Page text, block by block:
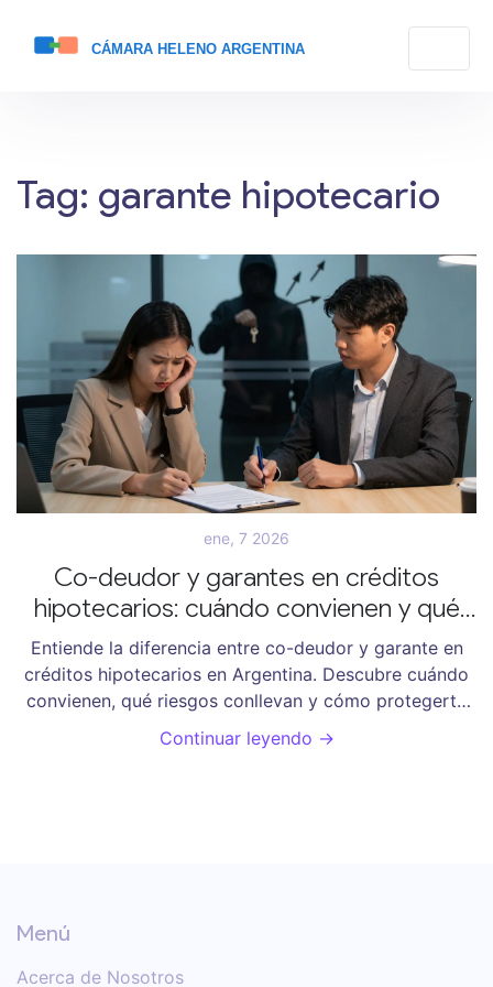
Tag: garante hipotecario
ene, 7 2026
Co-deudor y garantes en créditos
hipotecarios: cuándo convienen y qué
riesgos tienes
Entiende la diferencia entre co-deudor y garante en
créditos hipotecarios en Argentina. Descubre cuándo
convienen, qué riesgos conllevan y cómo protegerte
antes de firmar.
Continuar leyendo →
Menú
Acerca de Nosotros